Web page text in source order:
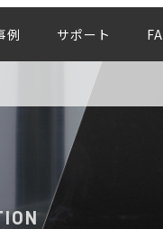
例 サポート